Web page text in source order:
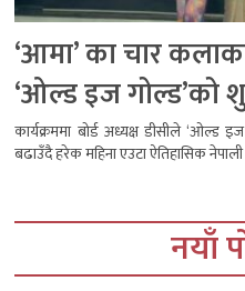
‘आमा’ का चार
‘ओल्ड इज गोल्ड’को
कार्यक्रममा बोर्ड अध्यक्ष डीसीले ‘ओल्ड
बढाउँदै हरेक महिना एउटा ऐतिहासिक नेपाली
नयाँ